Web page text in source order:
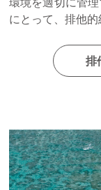
2025年01月29
開催します！
募集は終了しまし
2024年12月20
令和７年東京都
した！
にとって、排他的
排